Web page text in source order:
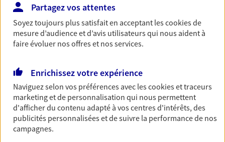
Bricoleuse, féru de jardinage, pâtissier en herbe
ou grande lectrice… personne n'est à l'abri d'un
accident du quotidien. Avec Ma Protection
Accident, protégez votre qualité de vie et vos
revenus.
Découvrir l'offre Garantie Accidents de la Vie
OBTENIR UN TARIF EN LIGNE
Multirisque Entreprise
Partagez vos attentes
Soyez toujours plus satisfait en acceptant lescookiesde
mesure d’audience et d’avis utilisateurs qui nous aident à
faire évoluer nos offres et nos services.
Enrichissez votre expérience
Naviguez selon vos préférences avec lescookies et traceurs
marketing et de personnalisation qui nous permettent
d'afficher du contenu adapté à vos centres d'intérêts, des
publicités personnalisées et de suivre la performance de nos
campagnes.